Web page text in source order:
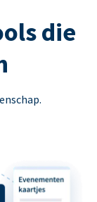
die